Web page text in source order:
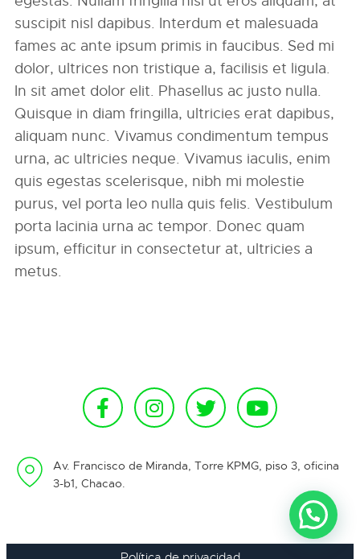
suscipit nisl dapibus. Interdum et malesuada
fames ac ante ipsum primis in faucibus. Sed mi
dolor, ultrices non tristique a, facilisis et ligula.
In sit amet dolor elit. Phasellus ac justo nulla.
Quisque in diam fringilla, ultricies erat dapibus,
aliquam nunc. Vivamus condimentum tempus
urna, ac ultricies neque. Vivamus iaculis, enim
quis egestas scelerisque, nibh mi molestie
purus, vel porta leo nulla quis felis. Vestibulum
porta lacinia urna ac tempor. Donec quam
ipsum, efficitur in consectetur at, ultricies a
metus.
Av. Francisco de Miranda, Torre KPMG, piso 3, oficina
3-b1, Chacao.